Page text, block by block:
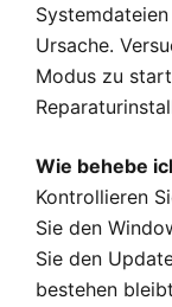
Ursache.
Modus zu
Wie behebe
Kontrollieren
Sie den
Sie den
bestehen